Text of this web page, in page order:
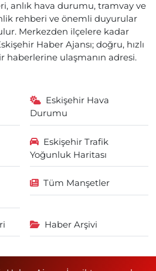
anlık hava durumu, tramvay ve
rehberi ve önemli duyurular
Merkezden ilçelere kadar
Haber Ajansı; doğru, hızlı
haberlerine ulaşmanın adresi.
Eskişehir Hava
Durumu
Eskişehir Trafik
Yoğunluk Haritası
Tüm Manşetler
Haber Arşivi